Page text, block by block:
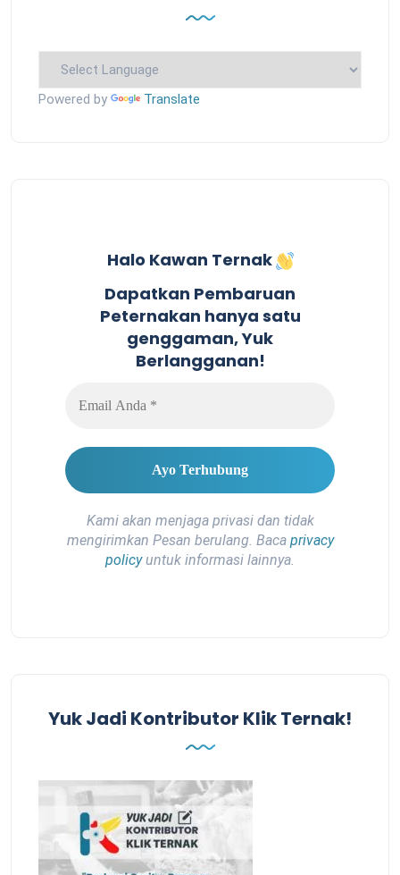
Powered by Translate
Halo Kawan Ternak
Dapatkan Pembaruan
Peternakan hanya satu
genggaman, Yuk
Berlangganan!
Kami akan menjaga privasi dan tidak
mengirimkan Pesan berulang. Baca privacy
policyuntuk informasi lainnya.
Yuk Jadi Kontributor Klik Ternak!